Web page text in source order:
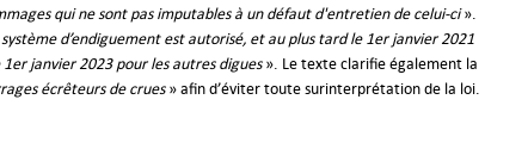
qui ne sont pas imputables à un défaut d'entretien de celui-ci».
d’endiguement est autorisé, et au plus tard le 1er janvier 2021
janvier 2023 pour les autres digues». Le texte clarifie également la
écrêteurs de crues» afin d’éviter toute surinterprétation de la loi.